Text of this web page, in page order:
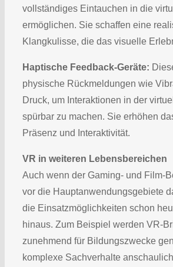
vollständiges Eintauchen in die
ermöglichen. Sie schaffen eine
Klangkulisse, die das visuelle
Haptische Feedback-Geräte:
physische Rückmeldungen wie
Druck, um Interaktionen in der
spürbar zu machen. Sie erhöhen
Präsenz und Interaktivität.
VR in weiteren Lebensbereichen
Auch wenn der Gaming- und Film-
vor die Hauptanwendungsgebiete
die Einsatzmöglichkeiten schon
hinaus. Zum Beispiel werden VR-
zunehmend für Bildungszwecke
komplexe Sachverhalte